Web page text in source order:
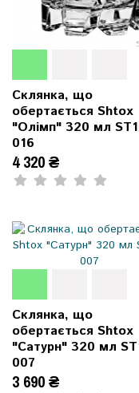
Склянка, що
обертається Shtox
"Олімп" 320 мл
016
4 320 ₴
Склянка, що
обертається Shtox
"Сатурн" 320 мл
007
3 690 ₴